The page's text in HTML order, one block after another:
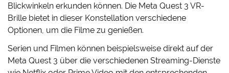
Blickwinkeln erkunden können. Die Meta Quest 3 VR-
Brille bietet in dieser Konstellation verschiedene
Optionen, um die Filme zu genießen.
Serien und Filmen können beispielsweise direkt auf der
Meta Quest 3 über die verschiedenen Streaming-Dienste